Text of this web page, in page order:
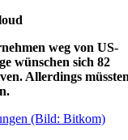
weg von US-
wünschen sich 82
Allerdings